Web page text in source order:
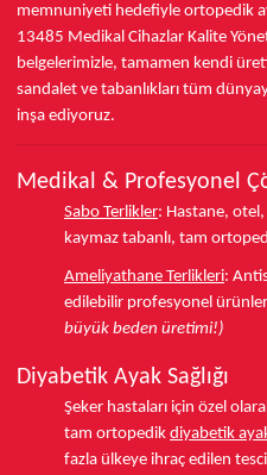
memnuniyeti hedefiyle ortopedik
13485 Medikal Cihazlar Kalite
belgelerimizle, tamamen kendi
sandalet ve tabanlıkları tüm
inşa ediyoruz.
Medikal & Profesyonel
Sabo Terlikler: Hastane,
kaymaz tabanlı, tam
Ameliyathane Terlikleri:
edilebilir profesyonel
büyük beden üretimi!)
Diyabetik Ayak Sağlığı
Şeker hastaları için özel
tam ortopedik diyabetik
fazla ülkeye ihraç edilen